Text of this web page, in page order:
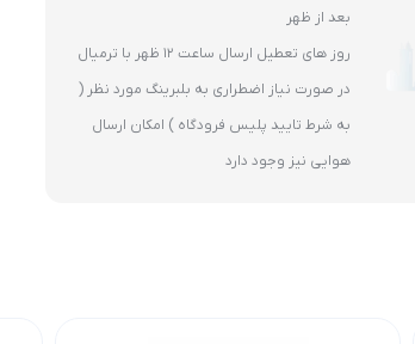
بعد از ظهر
روز های تعطیل ارسال ساعت 12 ظهر با ترمیال
در صورت نیاز اضطراری به بلبرینگ مورد نظر (
به شرط تایید پلیس فرودگاه ) امکان ارسال
هوایی نیز وجود دارد